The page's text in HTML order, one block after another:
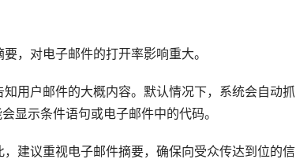
，对电子邮件的打开率影响重大。
用户邮件的大概内容。默认情况下，系统会自动抓
显示条件语句或电子邮件中的代码。
建议重视电子邮件摘要，确保向受众传达到位的信